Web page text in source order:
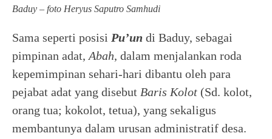
Baduy – foto Heryus Saputro Samhudi
Sama seperti posisi Pu’un di Baduy, sebagai
pimpinan adat, Abah, dalam menjalankan roda
kepemimpinan sehari-hari dibantu oleh para
pejabat adat yang disebut Baris Kolot (Sd. kolot,
orang tua; kokolot, tetua), yang sekaligus
membantunya dalam urusan administratif desa.